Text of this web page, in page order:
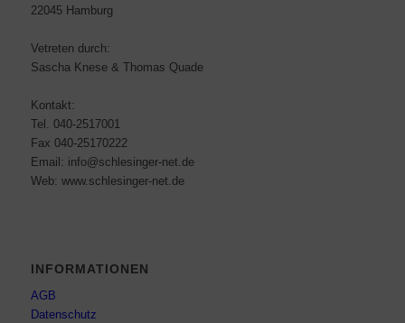
22045 Hamburg
Vetreten durch:
Sascha Knese & Thomas Quade
Kontakt:
Tel. 040-2517001
Fax 040-25170222
Email: info@schlesinger-net.de
Web: www.schlesinger-net.de
INFORMATIONEN
AGB
Datenschutz